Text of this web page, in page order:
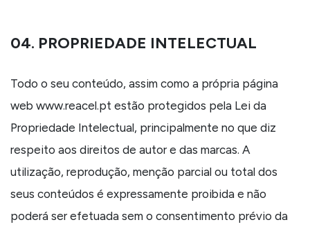
04. PROPRIEDADE INTELECTUAL
Todo o seu conteúdo, assim como a própria página
web www.reacel.pt estão protegidos pela Lei da
Propriedade Intelectual, principalmente no que diz
respeito aos direitos de autor e das marcas. A
utilização, reprodução, menção parcial ou total dos
seus conteúdos é expressamente proibida e não
poderá ser efetuada sem o consentimento prévio da